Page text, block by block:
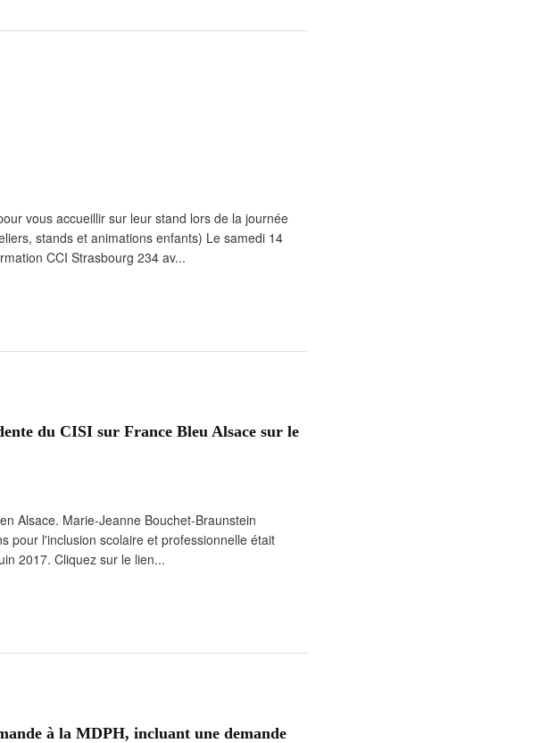
vous accueillir sur leur stand lors de la journée
stands et animations enfants) Le samedi 14
CCI Strasbourg 234 av...
du CISI sur France Bleu Alsace sur le
Alsace. Marie-Jeanne Bouchet-Braunstein
pour l'inclusion scolaire et professionnelle était
2017. Cliquez sur le lien...
à la MDPH, incluant une demande